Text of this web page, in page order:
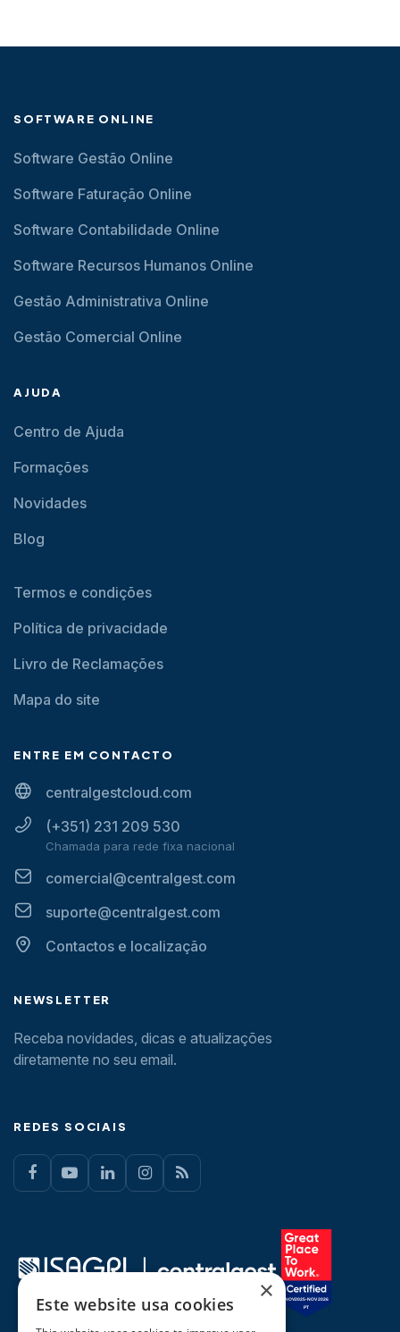
SOFTWARE ONLINE
Software Gestão Online
Software Faturação Online
Software Contabilidade Online
Software Recursos Humanos Online
Gestão Administrativa Online
Gestão Comercial Online
AJUDA
Centro de Ajuda
Formações
Novidades
Blog
Termos e condições
Política de privacidade
Livro de Reclamações
Mapa do site
ENTRE EM CONTACTO
centralgestcloud.com
(+351) 231 209 530
Chamada para rede fixa nacional
comercial@centralgest.com
suporte@centralgest.com
Contactos e localização
NEWSLETTER
Receba novidades, dicas e atualizações
diretamente no seu email.
REDES SOCIAIS
×
Este website usa cookies